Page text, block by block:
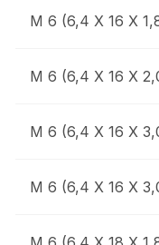
M 6 (6,4 X 16 X
M 6 (6,4 X 16 X
M 6 (6,4 X 16 X
M 6 (6,4 X 16 X